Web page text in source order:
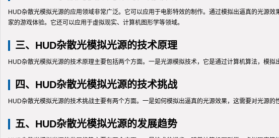
HUD杂散光模拟光源的应用领域非常广泛。它可以应用于电影特效的制作。通过模拟出逼真的光源
家的游戏体验。它还可以应用于虚拟现实、计算机图形学等领域。
三、HUD杂散光模拟光源的技术原理
HUD杂散光模拟光源的技术原理主要包括两个方面。一是光源模拟技术，它是通过计算机算法，模
四、HUD杂散光模拟光源的技术挑战
HUD杂散光模拟光源的技术挑战主要有两个方面。一是如何模拟出逼真的光源效果，这需要对光源
五、HUD杂散光模拟光源的发展趋势